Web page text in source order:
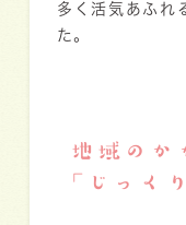
多く活気あふれ
た。
地域のか
「じっく